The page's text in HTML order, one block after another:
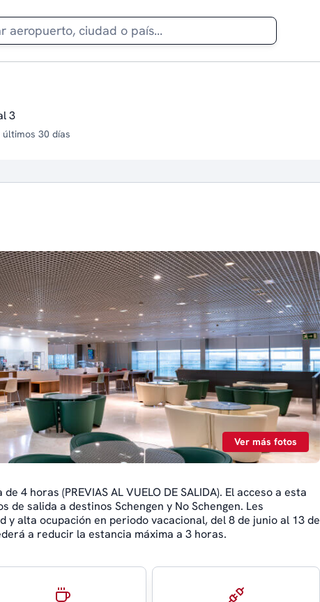
3
30 días
Ver más fotos
4 horas (PREVIAS AL VUELO DE SALIDA). El acceso a esta
de salida a destinos Schengen y No Schengen. Les
y alta ocupación en periodo vacacional, del 8 de junio al 13 de
a reducir la estancia máxima a 3 horas.